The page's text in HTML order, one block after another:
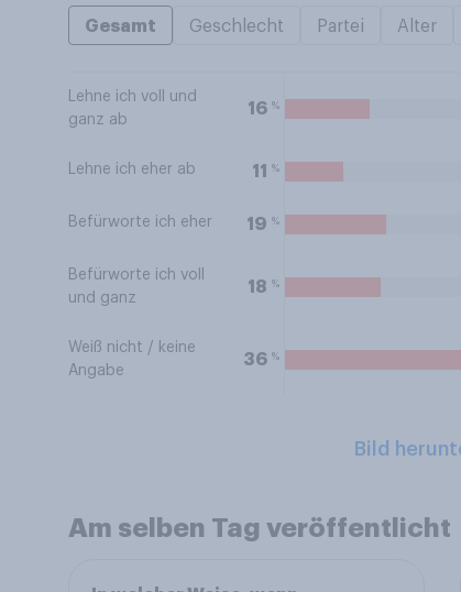
Gesamt Geschlecht Partei Alter
Lehne ich voll und
ganz ab
16 %
Lehne ich eher ab 11 %
Befürworte ich eher 19 %
Befürworte ich voll
und ganz
18 %
Weiß nicht / keine
Angabe
36 %
Bild
Am selben Tag veröffentlicht